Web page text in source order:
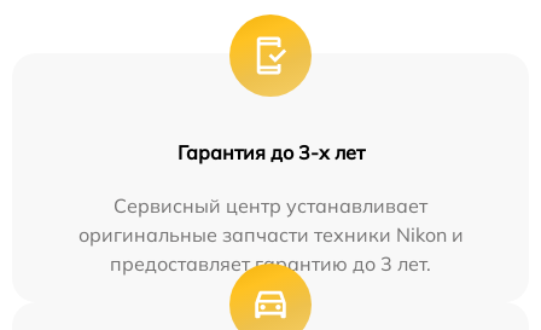
Гарантия до 3-х лет
Сервисный центр устанавливает
оригинальные запчасти техники Nikon и
предоставляет гарантию до 3 лет.